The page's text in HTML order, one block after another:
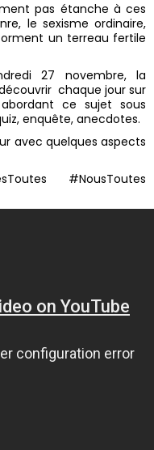
pas étanche à ces
le sexisme ordinaire,
un terreau fertile
27 novembre, la
chaque jour sur
ce sujet sous
enquête, anecdotes.
avec quelques aspects
#NousToutes